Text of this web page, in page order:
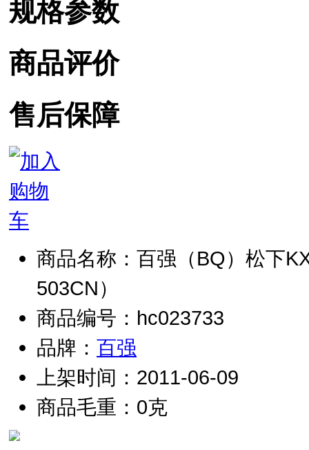
规格参数
商品评价
售后保障
商品名称：百强（BQ）松下
503CN）
商品编号：hc023733
品牌： 百强
上架时间：2011-06-09
商品毛重：0克